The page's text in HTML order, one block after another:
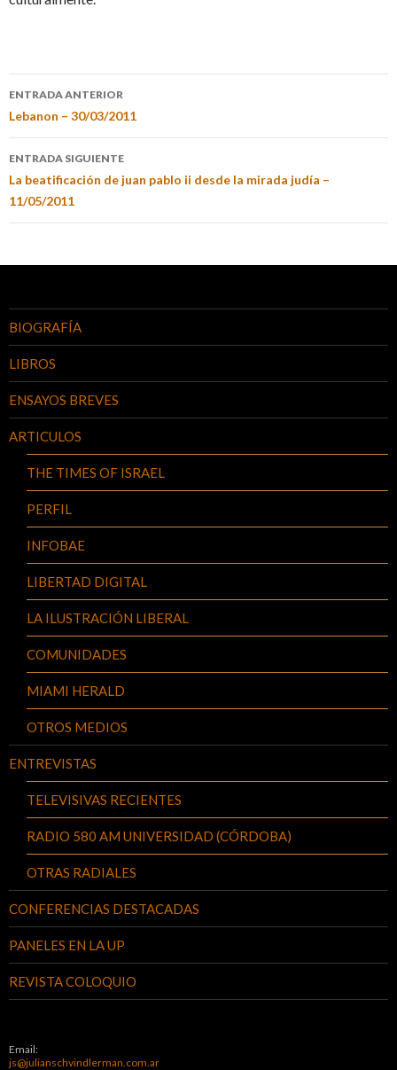
ENTRADA ANTERIOR
Lebanon – 30/03/2011
ENTRADA SIGUIENTE
La beatificación de juan pablo ii desde la mirada judía –
11/05/2011
BIOGRAFÍA
LIBROS
ENSAYOS BREVES
ARTICULOS
THE TIMES OF ISRAEL
PERFIL
INFOBAE
LIBERTAD DIGITAL
LA ILUSTRACIÓN LIBERAL
COMUNIDADES
MIAMI HERALD
OTROS MEDIOS
ENTREVISTAS
TELEVISIVAS RECIENTES
RADIO 580 AM UNIVERSIDAD (CÓRDOBA)
OTRAS RADIALES
CONFERENCIAS DESTACADAS
PANELES EN LA UP
REVISTA COLOQUIO
Email:
js@julianschvindlerman.com.ar